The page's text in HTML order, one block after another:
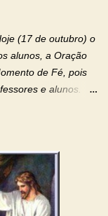
e vivificante,
(17 de outubro) o
alunos, a Oração
de Fé, pois
e alunos.
da prova. Confie no
Nossa Senhora.
Adriana-Devoção e
e por sinal,